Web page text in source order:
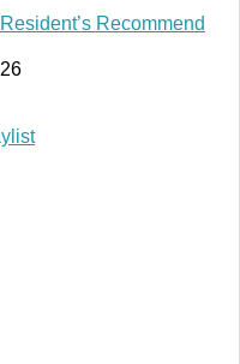
Recommend